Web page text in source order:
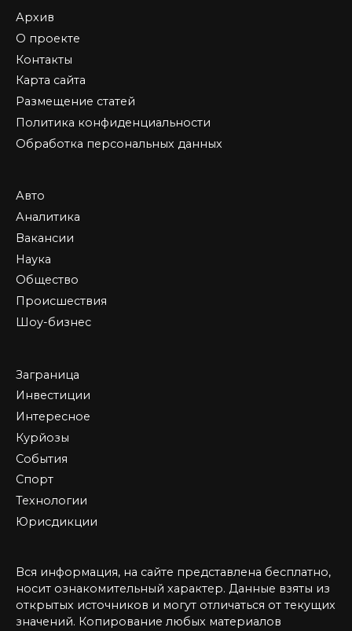
Архив
О проекте
Контакты
Карта сайта
Размещение статей
Политика конфиденциальности
Обработка персональных данных
Авто
Аналитика
Вакансии
Наука
Общество
Происшествия
Шоу-бизнес
Заграница
Инвестиции
Интересное
Курйозы
События
Спорт
Технологии
Юрисдикции
Вся информация, на сайте представлена бесплатно,
носит ознакомительный характер. Данные взяты из
открытых источников и могут отличаться от текущих
значений. Копирование любых материалов